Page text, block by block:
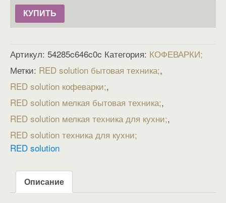
КУПИТЬ
Артикул: 54285c646c0c Категория: КОФЕВАРКИ
Метки: RED solution бытовая техника ,
RED solution кофеварки ,
RED solution мелкая бытовая техника ,
RED solution мелкая техника для кухни ,
RED solution техника для кухни
RED solution
Описание